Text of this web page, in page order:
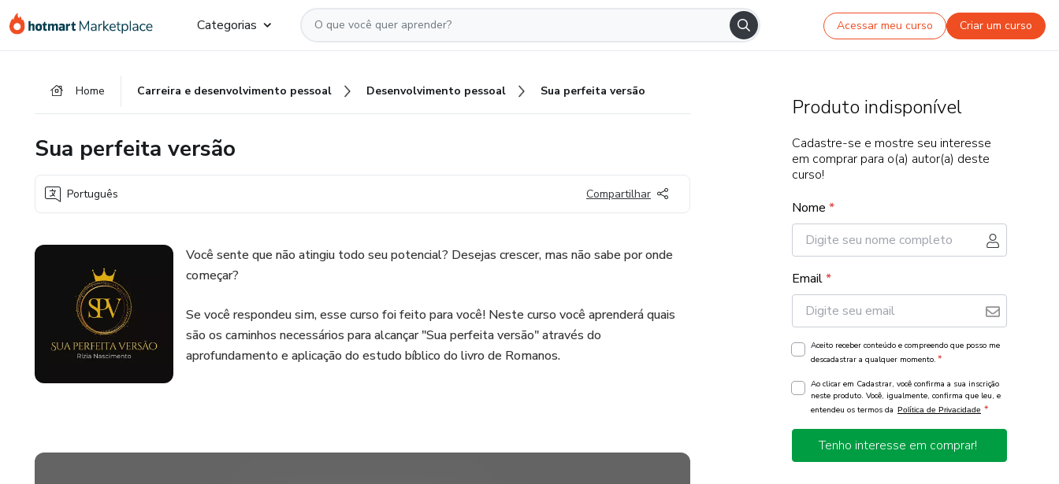
para
para
para
Categorias Acessar meu curso Criar um curso
Home Carreira e desenvolvimento pessoal Desenvolvimento pessoal Sua perfeita versão
Sua perfeita versão
Português Compartilhar
Você sente que não atingiu todo seu potencial? Desejas crescer, mas não sabe por onde
começar?
Se você respondeu sim, esse curso foi feito para você! Neste curso você aprenderá quais
são os caminhos necessários para alcançar "Sua perfeita versão" através do
aprofundamento e aplicação do estudo bíblico do livro de Romanos.
Produto indisponível
Cadastre-se e mostre seu interesse
em comprar para o(a) autor(a) deste
curso!
Nome *
Email*
Aceito receber conteúdo e compreendo que posso me
descadastrar a qualquer momento. *
Ao clicar em Cadastrar, você confirma a sua inscrição
neste produto. Você, igualmente, confirma que leu, e
entendeu os termos da Política de Privacidade *
Tenho interesse em comprar!